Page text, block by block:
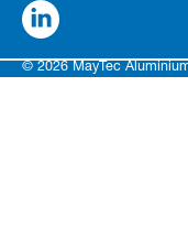
© 2026 MayTec